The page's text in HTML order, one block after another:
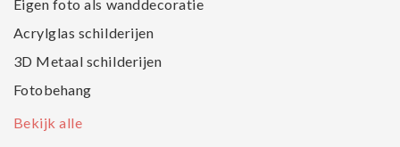
Eigen foto als wanddecoratie
Acrylglas schilderijen
3D Metaal schilderijen
Fotobehang
Bekijk alle